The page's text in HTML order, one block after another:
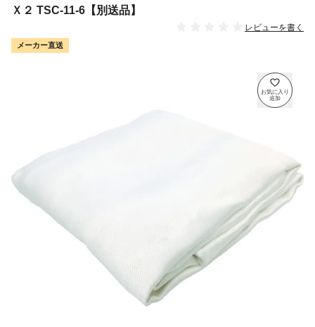
Ｘ２ TSC-11-6【別送品】
レビューを書く
メーカー直送